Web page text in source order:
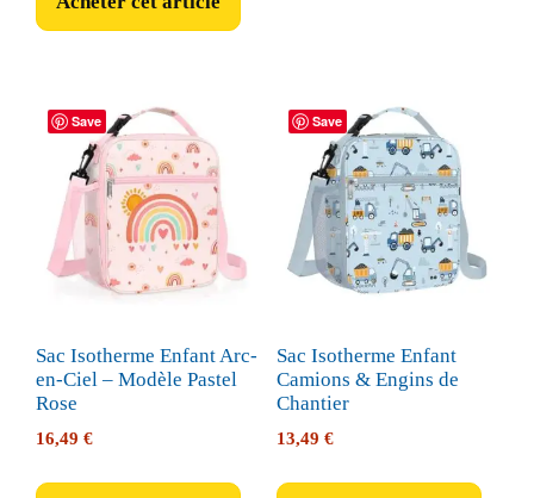
Save
Sac Isotherme Enfant Arc-
en-Ciel – Modèle Pastel
Rose
16,49 €
Save
Sac Isotherme Enfant
Camions & Engins de
Chantier
13,49 €